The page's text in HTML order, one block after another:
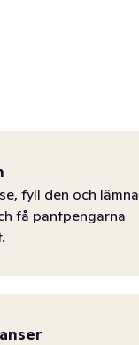
fyll den och lämna
få pantpengarna